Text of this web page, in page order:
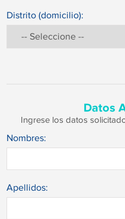
Distrito (domicilio):
Datos
Ingrese los datos
Nombres:
Apellidos: